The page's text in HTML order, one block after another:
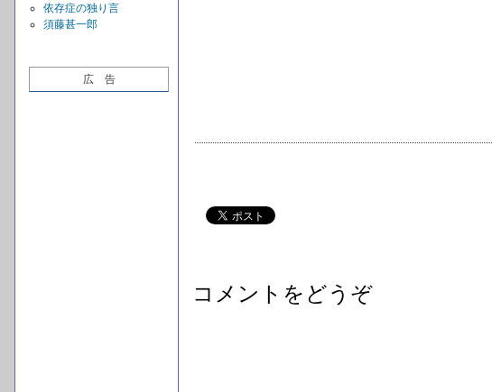
依存症の独り言
須藤甚一郎
広 告
コメントをどうぞ